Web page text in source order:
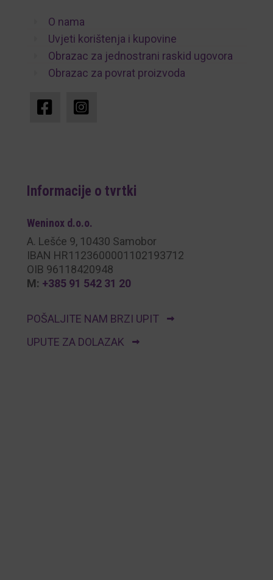
O nama
Uvjeti korištenja i kupovine
Obrazac za jednostrani raskid ugovora
Obrazac za povrat proizvoda
Informacije o tvrtki
Weninox d.o.o.
A. Lešće 9, 10430 Samobor
IBAN HR1123600001102193712
OIB 96118420948
M: +385 91 542 31 20
POŠALJITE NAM BRZI UPIT
UPUTE ZA DOLAZAK